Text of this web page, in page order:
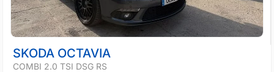
SKODA OCTAVIA
COMBI 2.0 TSI DSG RS